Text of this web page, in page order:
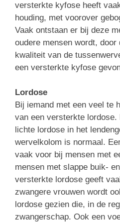
versterkte kyfose heeft
houding, met voorover
Vaak ontstaan er bij deze
oudere mensen wordt,
kwaliteit van de
een versterkte kyfose
Lordose
Bij iemand met een veel te
van een versterkte lordose.
lichte lordose in het
wervelkolom is normaal.
vaak voor bij mensen met
mensen met slappe buik-
versterkte lordose geeft
zwangere vrouwen wordt
lordose gezien die, in de
zwangerschap. Ook een